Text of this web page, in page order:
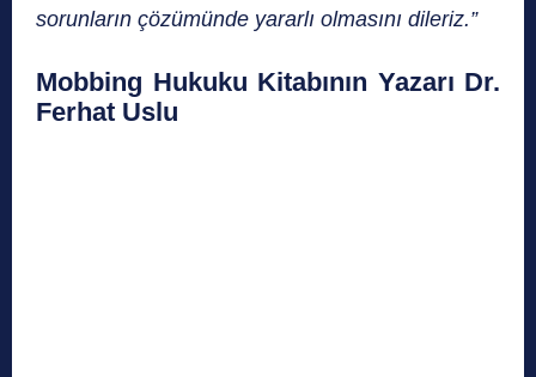
sorunların çözümünde yararlı olmasını dileriz.”
Mobbing Hukuku Kitabının Yazarı Dr.
Ferhat Uslu